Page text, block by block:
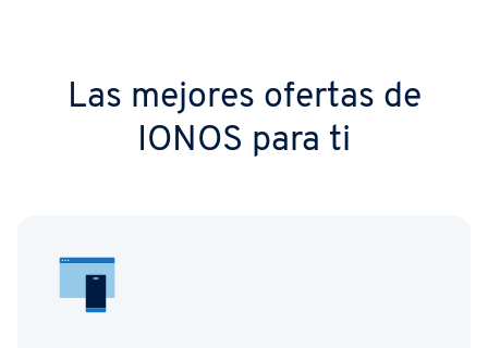
Las mejores ofertas de
IONOS para ti